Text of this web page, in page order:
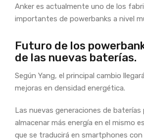
Anker es actualmente uno de los
importantes de powerbanks a nivel
Futuro de los
de las nuevas baterías.
Según Yang, el principal cambio
mejoras en densidad energética.
Las nuevas generaciones de baterías
almacenar más energía en el mismo
que se traducirá en smartphones